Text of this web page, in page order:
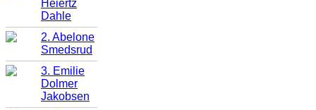
Heiertz
Dahle
2. Abelone
Smedsrud
3. Emilie
Dolmer
Jakobsen